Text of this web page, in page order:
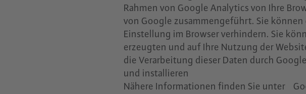
Rahmen von Google Analytics von Ihre
von Google zusammengeführt. Sie
Einstellung im Browser verhindern. Sie
erzeugten und auf Ihre Nutzung der
die Verarbeitung dieser Daten durch
und installieren
Nähere Informationen finden Sie unter